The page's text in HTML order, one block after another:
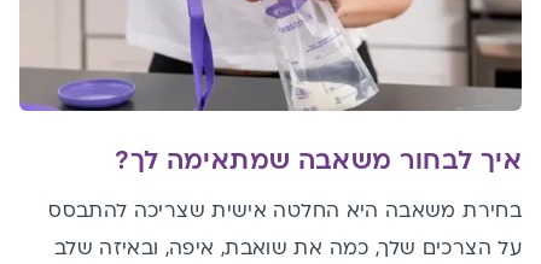
איך לבחור משאבה שמתאימה לך?
בחירת משאבה היא החלטה אישית שצריכה להתבסס
על הצרכים שלך, כמה את שואבת, איפה, ובאיזה שלב